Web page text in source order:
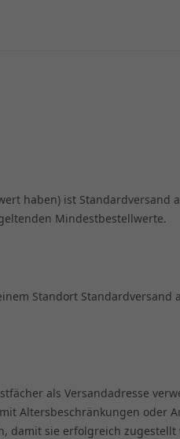
haben) ist Standardversand
Mindestbestellwerte.
Standort Standardversand
als Versandadresse
Altersbeschränkungen oder
damit sie erfolgreich zugestellt